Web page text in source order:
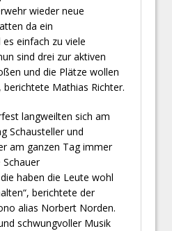
wieder neue
da ein
einfach zu viele
sind drei zur aktiven
und die Plätze wollen
berichtete Mathias Richter.
langweilten sich am
Schausteller und
am ganzen Tag immer
haben die Leute wohl
berichtete der
alias Norbert Norden.
schwungvoller Musik